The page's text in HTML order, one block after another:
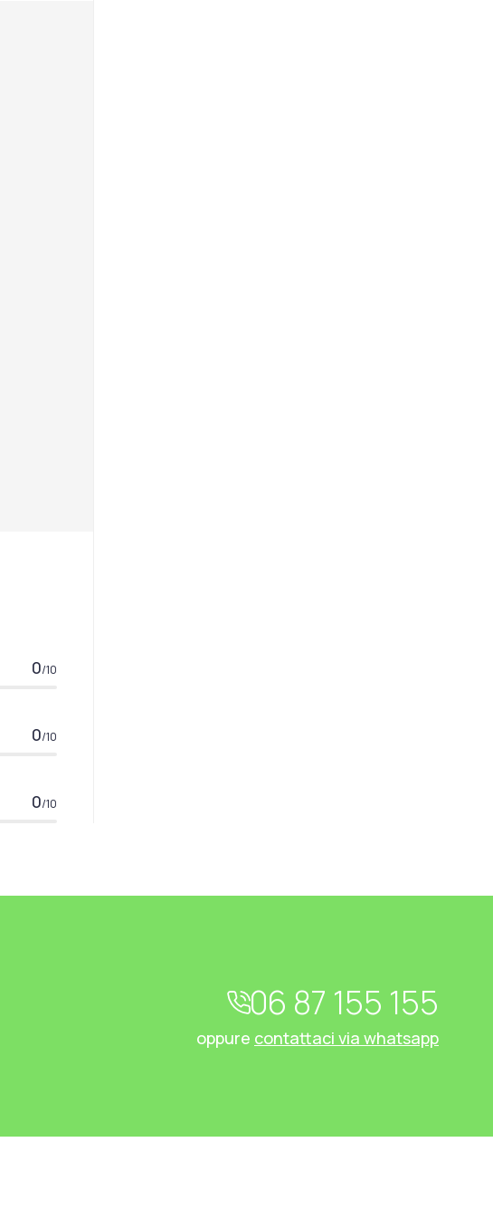
0/10
0/10
0/10
06 87 155 155
oppure contattaci via whatsapp